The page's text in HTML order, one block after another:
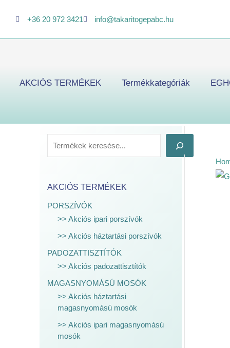
+36 20 972 3421 info@takaritogepabc.hu
AKCIÓS TERMÉKEK Termékkategóriák
e
r
é
AKCIÓS TERMÉKEK
PORSZÍVÓK
>> Akciós ipari porszívók
>> Akciós háztartási porszívók
PADOZATTISZTÍTÓK
>> Akciós padozattisztítók
MAGASNYOMÁSÚ MOSÓK
>> Akciós háztartási
magasnyomású mosók
>> Akciós ipari magasnyomású
mosók